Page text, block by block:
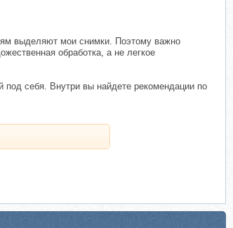
выделяют мои снимки. Поэтому важно
обработка, а не легкое
себя. Внутри вы найдете рекомендации по